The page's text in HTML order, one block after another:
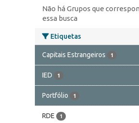
Não há Grupos que
essa busca
Etiquetas
Capitais Estrangeiros 1
IED 1
Portfólio 1
RDE 1